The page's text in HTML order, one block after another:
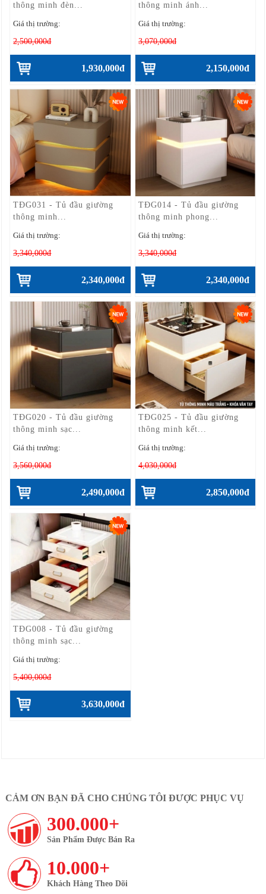
thông minh đèn...
Giá thị trường:
2,500,000đ
1,930,000đ
thông minh ánh...
Giá thị trường:
3,070,000đ
2,150,000đ
TĐG031 - Tủ đầu giường
thông minh...
Giá thị trường:
3,340,000đ
2,340,000đ
TĐG014 - Tủ đầu giường
thông minh phong...
Giá thị trường:
3,340,000đ
2,340,000đ
TĐG020 - Tủ đầu giường
thông minh sạc...
Giá thị trường:
3,560,000đ
2,490,000đ
TĐG025 - Tủ đầu giường
thông minh kết...
Giá thị trường:
4,030,000đ
2,850,000đ
TĐG008 - Tủ đầu giường
thông minh sạc...
Giá thị trường:
5,400,000đ
3,630,000đ
CẢM ƠN BẠN ĐÃ CHO CHÚNG TÔI ĐƯỢC PHỤC VỤ
300.000+
Sản Phẩm Được Bán Ra
10.000+
Khách Hàng Theo Dõi